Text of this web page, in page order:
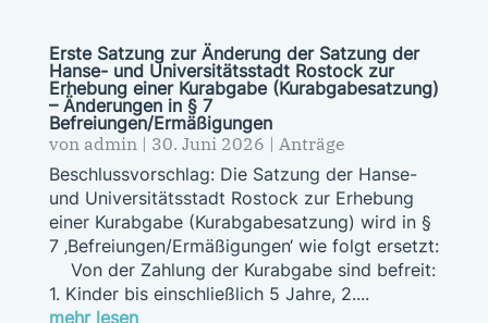
Erste Satzung zur Änderung der Satzung der
Hanse- und Universitätsstadt Rostock zur
Erhebung einer Kurabgabe (Kurabgabesatzung)
– Änderungen in § 7
Befreiungen/Ermäßigungen
von admin| 30. Juni 2026 | Anträge
Beschlussvorschlag: Die Satzung der Hanse-
und Universitätsstadt Rostock zur Erhebung
einer Kurabgabe (Kurabgabesatzung) wird in §
7 ‚Befreiungen/Ermäßigungen‘ wie folgt ersetzt:
Von der Zahlung der Kurabgabe sind befreit:
1. Kinder bis einschließlich 5 Jahre, 2....
mehr lesen